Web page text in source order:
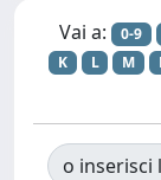
Vai a: 0-9
K
L M
o inserisci